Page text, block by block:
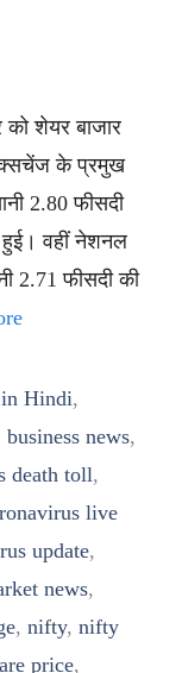
को शेयर बाजार
के प्रमुख
2.80 फीसदी
हुई। वहीं नेशनल
2.71 फीसदी की
Hindi,
business news,
death toll,
live
update,
news,
, nifty, nifty
price,